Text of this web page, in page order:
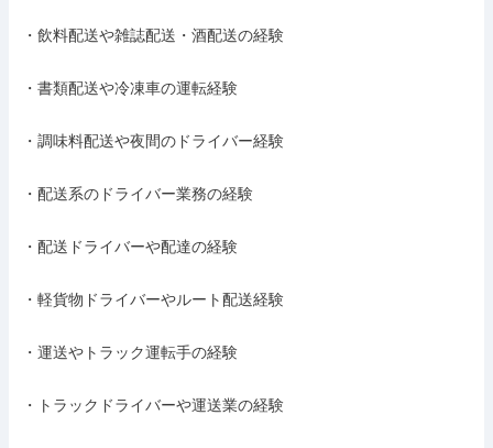
・飲料配送や雑誌配送・酒配送の経験
・書類配送や冷凍車の運転経験
・調味料配送や夜間のドライバー経験
・配送系のドライバー業務の経験
・配送ドライバーや配達の経験
・軽貨物ドライバーやルート配送経験
・運送やトラック運転手の経験
・トラックドライバーや運送業の経験